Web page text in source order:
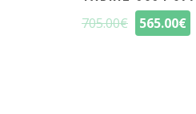
705.00€ 565.00€